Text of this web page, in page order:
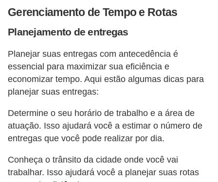
Gerenciamento de Tempo e Rotas
Planejamento de entregas
Planejar suas entregas com antecedência é
essencial para maximizar sua eficiência e
economizar tempo. Aqui estão algumas dicas para
planejar suas entregas:
Determine o seu horário de trabalho e a área de
atuação. Isso ajudará você a estimar o número de
entregas que você pode realizar por dia.
Conheça o trânsito da cidade onde você vai
trabalhar. Isso ajudará você a planejar suas rotas